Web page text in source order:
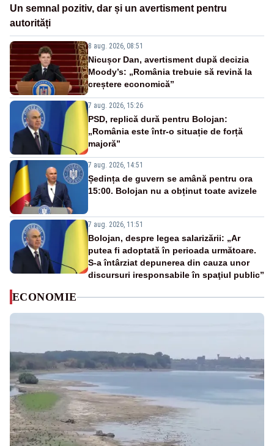
Un semnal pozitiv, dar și un avertisment pentru
autorități
8 aug. 2026, 08:51
Nicușor Dan, avertisment după decizia
Moody’s: „România trebuie să revină la
creștere economică”
7 aug. 2026, 15:26
PSD, replică dură pentru Bolojan:
„România este într-o situație de forță
majoră”
7 aug. 2026, 14:51
Ședința de guvern se amână pentru ora
15:00. Bolojan nu a obținut toate avizele
7 aug. 2026, 11:51
Bolojan, despre legea salarizării: „Ar
putea fi adoptată în perioada următoare.
S-a întârziat depunerea din cauza unor
discursuri iresponsabile în spaţiul public”
ECONOMIE